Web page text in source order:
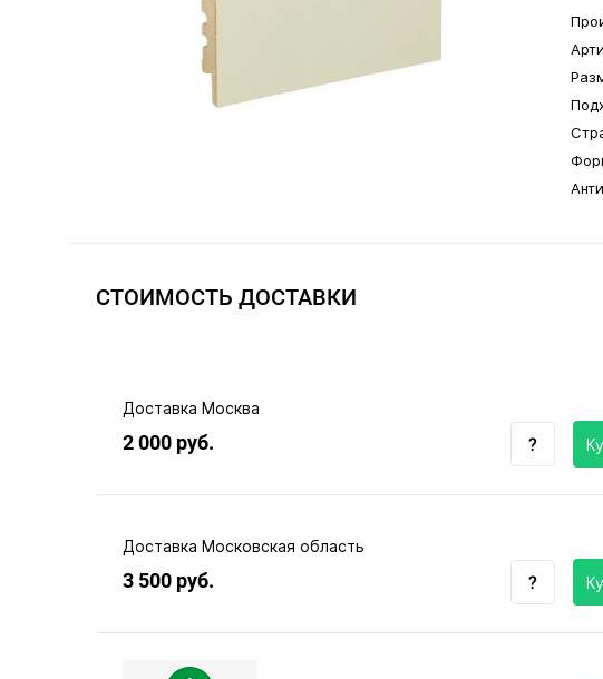
СТОИМОСТЬ ДОСТАВКИ
Доставка Москва
2 000 руб.
Доставка Московская область
3 500 руб.